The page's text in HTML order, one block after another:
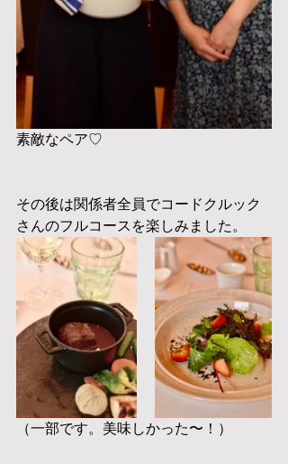
素敵なペア♡
その後は関係者全員でコードクルック
さんのフルコースを楽しみました。
（一部です。美味しかった〜！）